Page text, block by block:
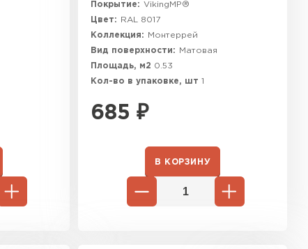
Покрытие: VikingMP®
Цвет:
RAL 8017
Коллекция:
Монтеррей
Вид поверхности:
Матовая
Площадь, м2 0.53
Кол-во в упаковке, шт 1
685 ₽
В КОРЗИНУ